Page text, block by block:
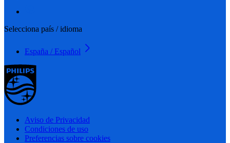
Selecciona país / idioma
España / Español
Aviso de Privacidad
Condiciones de uso
Preferencias sobre cookies